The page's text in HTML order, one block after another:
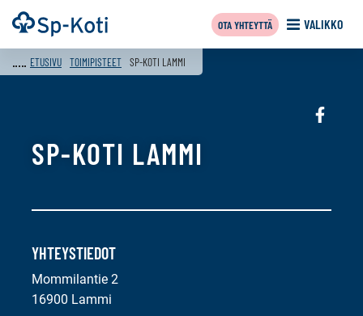
Siirry
sisältöön
Etusivu VALIKKO
OTA YHTEYTTÄ
ETUSIVU TOIMIPISTEET SP-KOTI LAMMI
SP-KOTI LAMMI
YHTEYSTIEDOT
Mommilantie 2
16900 Lammi